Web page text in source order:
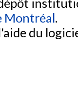
Montréal.
du